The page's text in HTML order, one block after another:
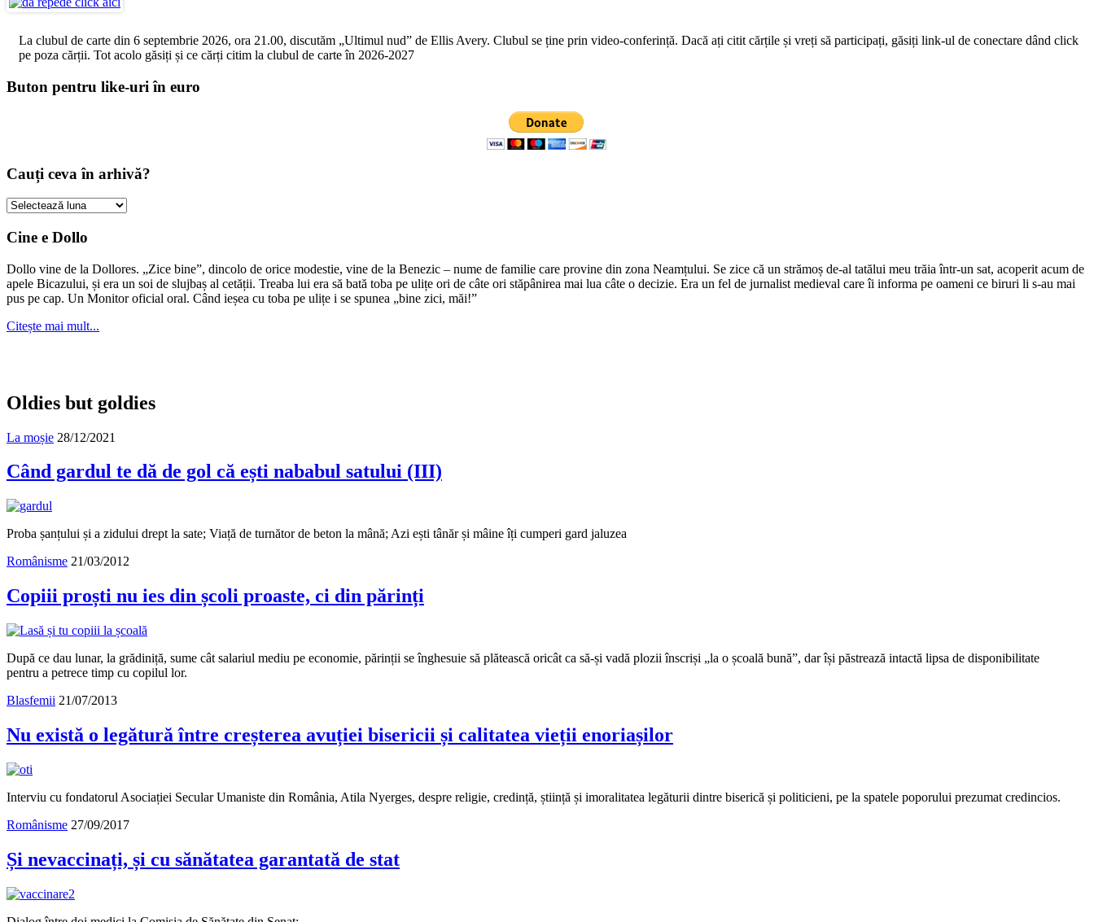
La clubul de carte din 6 septembrie 2026, ora 21.00, discutăm „Ultimul nud” de Ellis Avery. Clubul se ține prin video-conferință. Dacă ați citit cărțile și vreți să participați, găsiți link-ul de conectare dând click
pe poza cărții. Tot acolo găsiți și ce cărți citim la clubul de carte în 2026-2027
Buton pentru like-uri în euro
Cauți ceva în arhivă?
Cauți
în
Cine e Dollo
Dollo vine de la Dollores. „Zice bine”, dincolo de orice modestie, vine de la Benezic – nume de familie care provine din zona Neamțului. Se zice că un strămoș de-al tatălui meu trăia într-un sat, acoperit acum de
apele Bicazului, și era un soi de slujbaș al cetății. Treaba lui era să bată toba pe ulițe ori de câte ori stăpânirea mai lua câte o decizie. Era un fel de jurnalist medieval care îi informa pe oameni ce biruri li s-au mai
pus pe cap. Un Monitor oficial oral. Când ieșea cu toba pe ulițe i se spunea „bine zici, măi!”
Citește mai mult...
Oldies but goldies
La moșie 28/12/2021
Când gardul te dă de gol că ești nababul satului (III)
Proba șanțului și a zidului drept la sate; Viață de turnător de beton la mână; Azi ești tânăr și mâine îți cumperi gard jaluzea
Românisme 21/03/2012
Copiii proști nu ies din școli proaste, ci din părinți
După ce dau lunar, la grădiniță, sume cât salariul mediu pe economie, părinții se înghesuie să plătească oricât ca să-și vadă plozii înscriși „la o școală bună”, dar își păstrează intactă lipsa de disponibilitate
pentru a petrece timp cu copilul lor.
Blasfemii 21/07/2013
Nu există o legătură între creșterea avuției bisericii și calitatea vieții enoriașilor
Interviu cu fondatorul Asociației Secular Umaniste din România, Atila Nyerges, despre religie, credință, știință și imoralitatea legăturii dintre biserică și politicieni, pe la spatele poporului prezumat credincios.
Românisme 27/09/2017
Și nevaccinați, și cu sănătatea garantată de stat